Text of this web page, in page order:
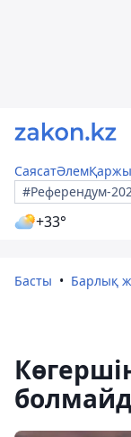
СаясатӘлемҚаржы
#Референдум-
+33°
Басты Барлық